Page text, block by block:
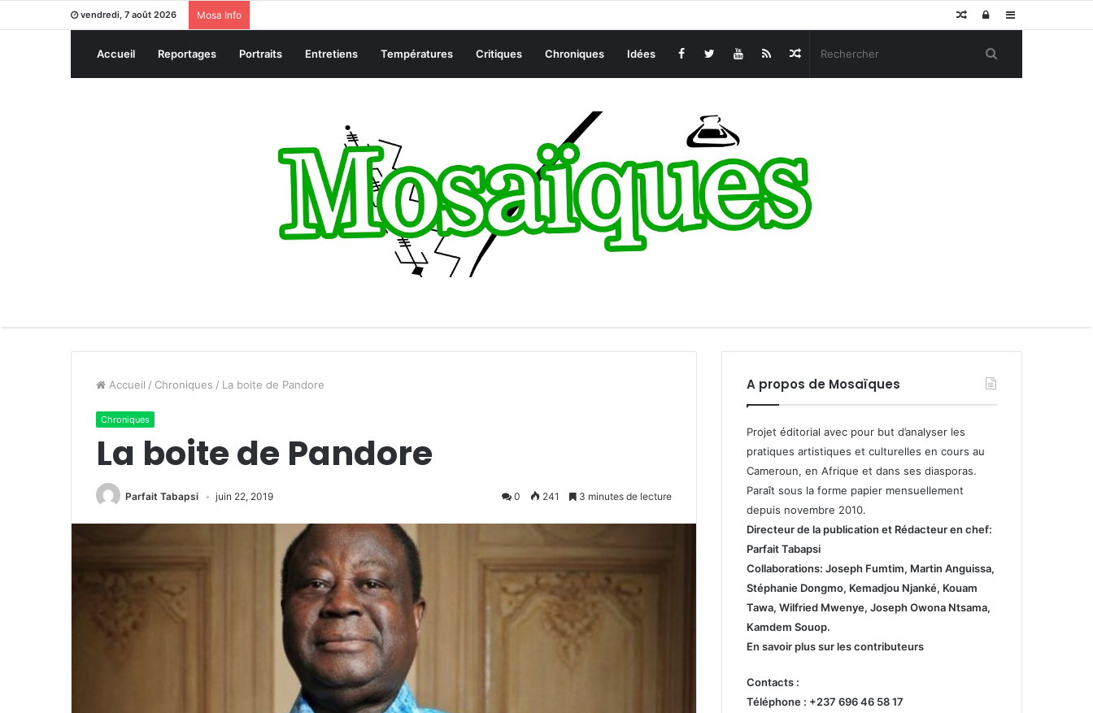
vendredi, 7 août 2026 Mosa Info Sidebar
Connexion
Article
Accueil
Reportages Portraits Entretiens Températures Critiques Chroniques Idées Article
Accueil / Chroniques / La boite de Pandore
Chroniques
La boite de Pandore
Parfait Tabapsi juin 22, 2019 0 241 3 minutes de lecture
A propos de Mosaïques
Projet éditorial avec pour but d’analyser les
pratiques artistiques et culturelles en cours au
Cameroun, en Afrique et dans ses diasporas.
Paraît sous la forme papier mensuellement
depuis novembre 2010.
Directeur de la publication et Rédacteur en chef:
Parfait Tabapsi
Collaborations: Joseph Fumtim, Martin Anguissa,
Stéphanie Dongmo, Kemadjou Njanké, Kouam
Tawa, Wilfried Mwenye, Joseph Owona Ntsama,
Kamdem Souop.
En savoir plus sur les contributeurs
Contacts :
Téléphone : +237 696 46 58 17